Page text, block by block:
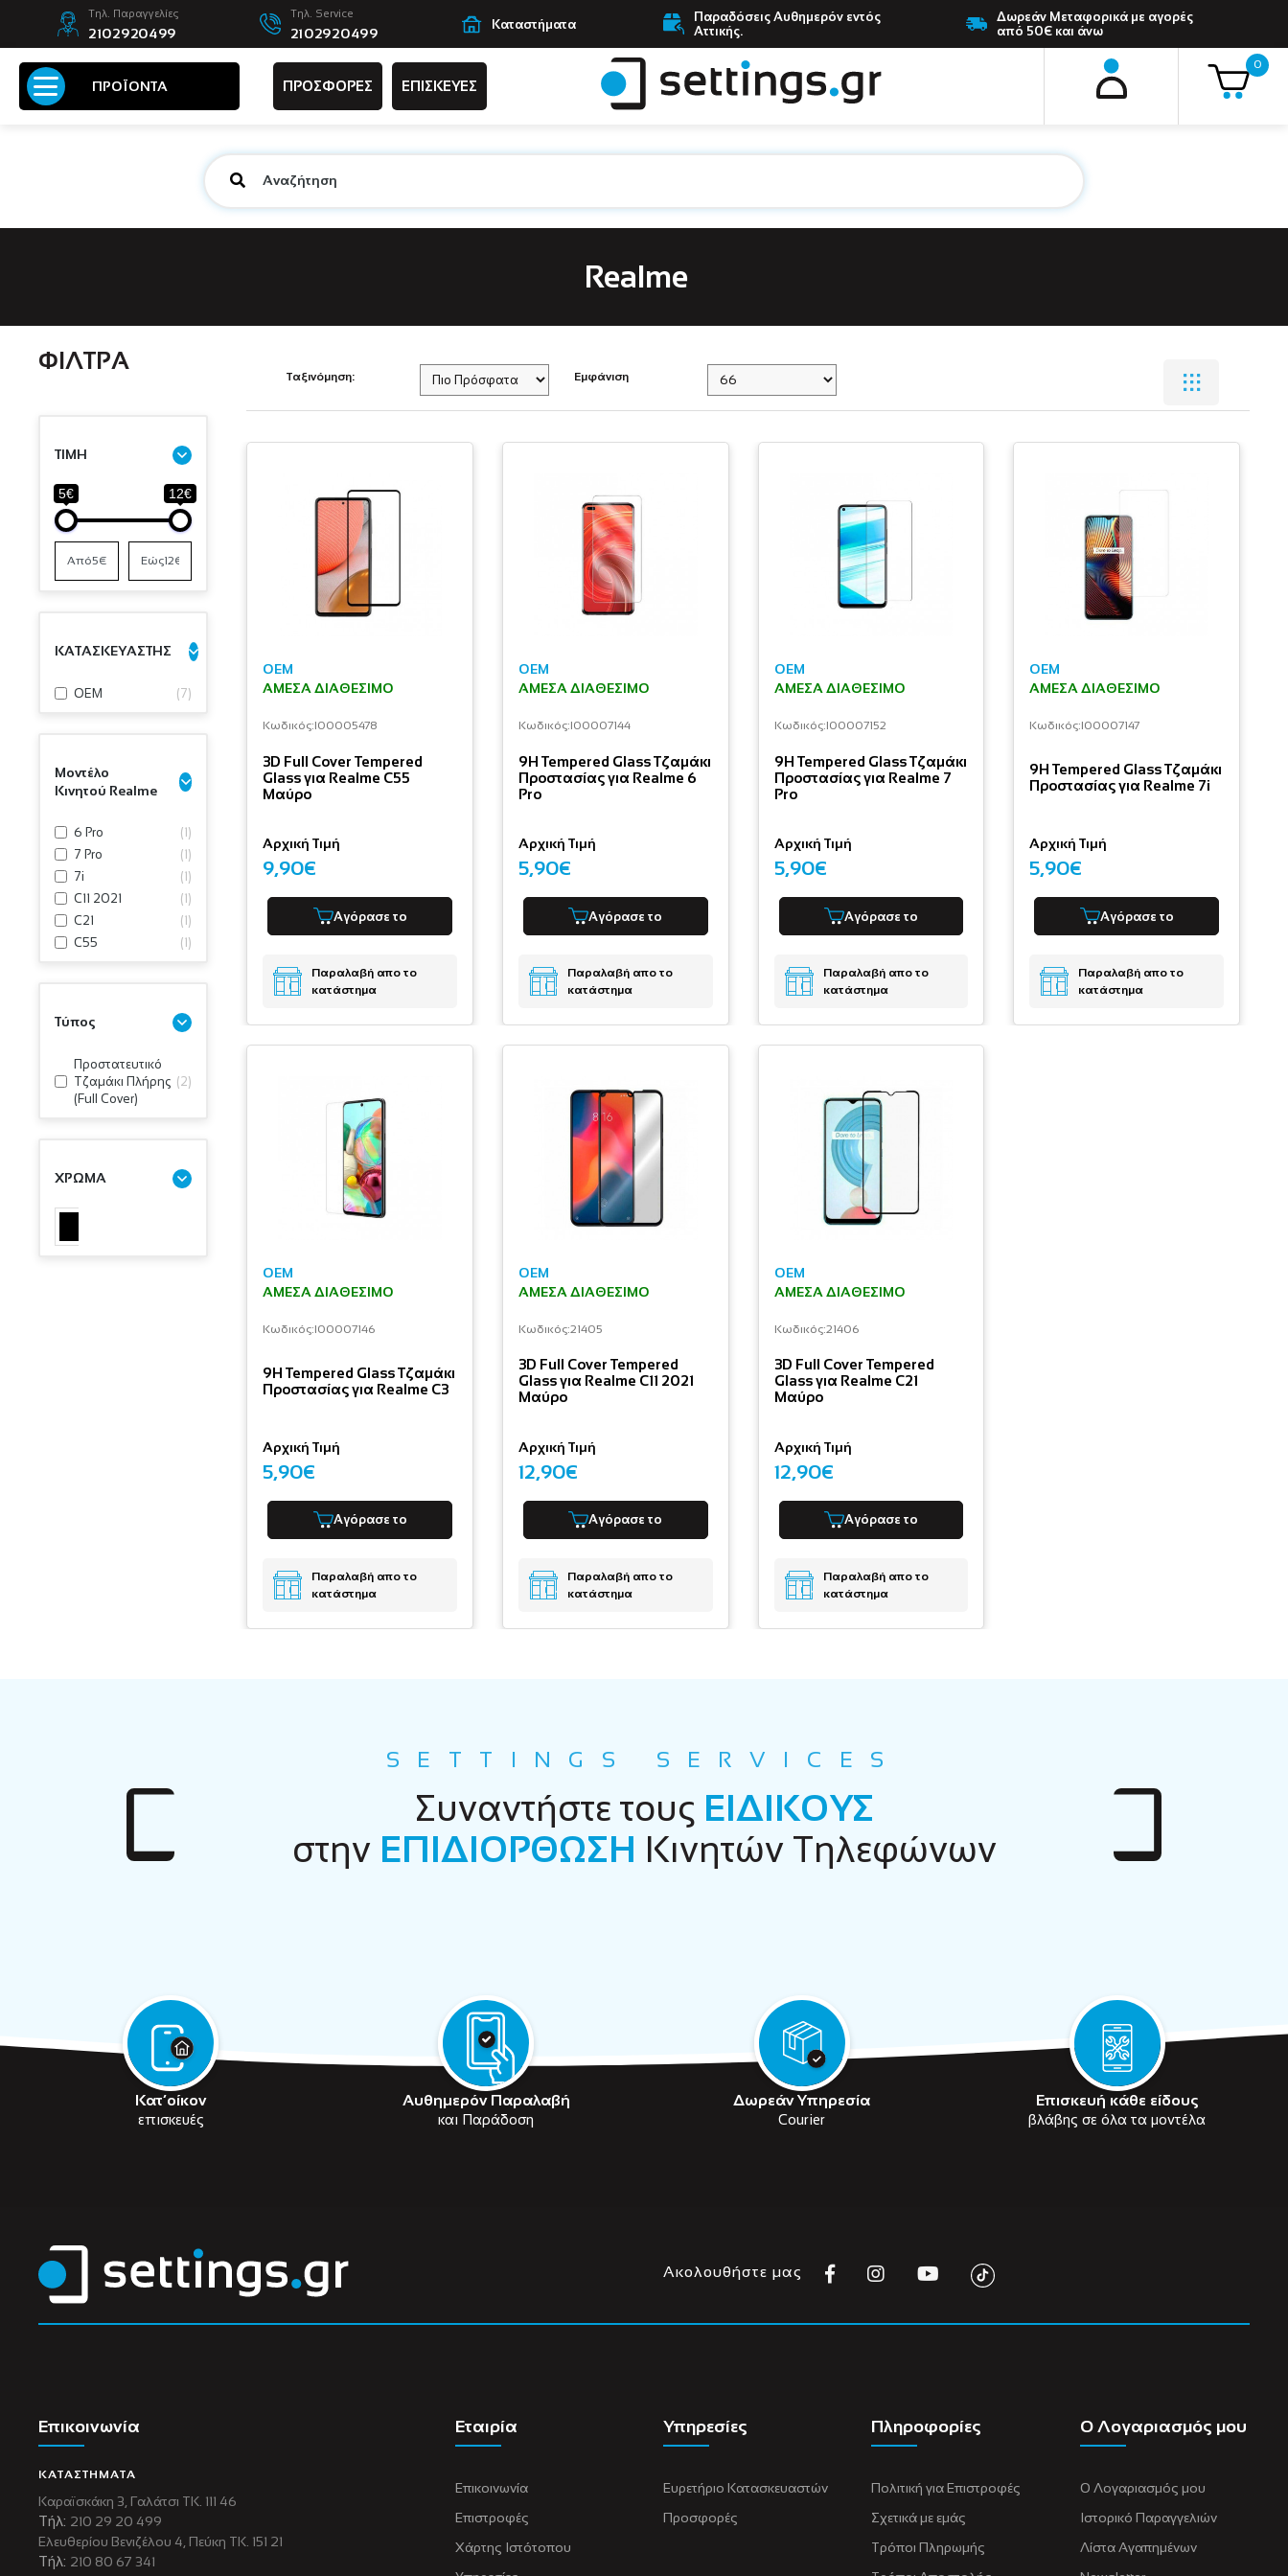
Τηλ. Παραγγελίες
2102920499
Τηλ. Service
2102920499
Καταστήματα
Παραδόσεις Αυθημερόν εντός
Αττικής.
Δωρεάν Μεταφορικά με αγορές
από 50€ και άνω
ΠΡΟΪΟΝΤΑ ΠΡΟΣΦΟΡΕΣ ΕΠΙΣΚΕΥΕΣ
0
Realme
ΦΙΛΤΡΑ
ΤΙΜΗ
5€ 12€
ΚΑΤΑΣΚΕΥΑΣΤΗΣ
OEM (7)
Μοντέλο
Κινητού Realme
6 Pro (1)
7 Pro
(1)
7i
(1)
C11 2021
(1)
C21
(1)
C55
(1)
Τύπος
Προστατευτικό
Τζαμάκι Πλήρης
(Full Cover)
(2)
ΧΡΩΜΑ
Ταξινόμηση: Εμφάνιση
OEM
ΆΜΕΣΑ ΔΙΑΘΈΣΙΜΟ
Κωδικός:I00005478
3D Full Cover Tempered
Glass για Realme C55
Μαύρο
Αρχική Τιμή
9,90€
Αγόρασε το
Παραλαβή απο το
κατάστημα
OEM
ΆΜΕΣΑ ΔΙΑΘΈΣΙΜΟ
Κωδικός:I00007144
9H Tempered Glass Τζαμάκι
Προστασίας για Realme 6
Pro
Αρχική Τιμή
5,90€
Αγόρασε το
Παραλαβή απο το
κατάστημα
OEM
ΆΜΕΣΑ ΔΙΑΘΈΣΙΜΟ
Κωδικός:I00007152
9H Tempered Glass Τζαμάκι
Προστασίας για Realme 7
Pro
Αρχική Τιμή
5,90€
Αγόρασε το
Παραλαβή απο το
κατάστημα
OEM
ΆΜΕΣΑ ΔΙΑΘΈΣΙΜΟ
Κωδικός:I00007147
9H Tempered Glass Τζαμάκι
Προστασίας για Realme 7i
Αρχική Τιμή
5,90€
Αγόρασε το
Παραλαβή απο το
κατάστημα
OEM
ΆΜΕΣΑ ΔΙΑΘΈΣΙΜΟ
Κωδικός:I00007146
9H Tempered Glass Τζαμάκι
Προστασίας για Realme C3
Αρχική Τιμή
5,90€
Αγόρασε το
Παραλαβή απο το
κατάστημα
OEM
ΆΜΕΣΑ ΔΙΑΘΈΣΙΜΟ
Κωδικός:21405
3D Full Cover Tempered
Glass για Realme C11 2021
Μαύρο
Αρχική Τιμή
12,90€
Αγόρασε το
Παραλαβή απο το
κατάστημα
OEM
ΆΜΕΣΑ ΔΙΑΘΈΣΙΜΟ
Κωδικός:21406
3D Full Cover Tempered
Glass για Realme C21
Μαύρο
Αρχική Τιμή
12,90€
Αγόρασε το
Παραλαβή απο το
κατάστημα
SETTINGS SERVICES
Συναντήστε τους ΕΙΔΙΚΟΥΣ
στην ΕΠΙΔΙΟΡΘΩΣΗ Κινητών Τηλεφώνων
Κατ’οίκον
επισκευές
Αυθημερόν Παραλαβή
και Παράδοση
Δωρεάν Υπηρεσία
Courier
Επισκευή κάθε είδους
βλάβης σε όλα τα μοντέλα
Ακολουθήστε μας
Επικοινωνία
ΚΑΤΑΣΤΗΜΑΤΑ
Καραϊσκάκη 3, Γαλάτσι ΤΚ. 111 46
Τήλ: 210 29 20 499
Ελευθερίου Βενιζέλου 4, Πεύκη ΤΚ. 151 21
Τήλ: 210 80 67 341
Εταιρία
Επικοινωνία
Επιστροφές
Χάρτης Ιστότοπου
Υπηρεσίες
Ευρετήριο Κατασκευαστών
Προσφορές
Πληροφορίες
Πολιτική για Eπιστροφές
Σχετικά με εμάς
Τρόποι Πληρωμής
Ο Λογαριασμός μου
Ο Λογαριασμός μου
Ιστορικό Παραγγελιών
Λίστα Αγαπημένων